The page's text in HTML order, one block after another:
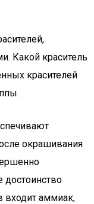
Какой краситель
красителей
окрашивания
достоинство
входит аммиак,